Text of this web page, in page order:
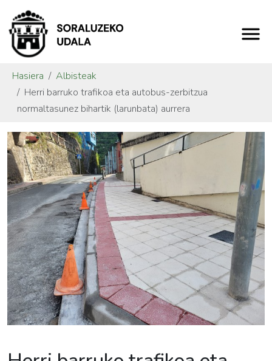
Hasiera
Albisteak
Herri barruko trafikoa eta autobus-zerbitzua
normaltasunez bihartik (larunbata) aurrera